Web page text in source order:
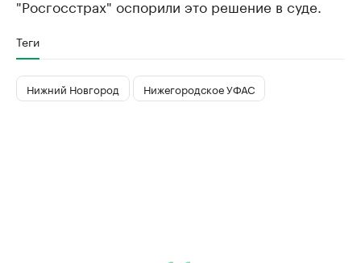
"Росгосстрах" оспорили это решение в суде.
Теги
Нижний Новгород Нижегородское УФАС